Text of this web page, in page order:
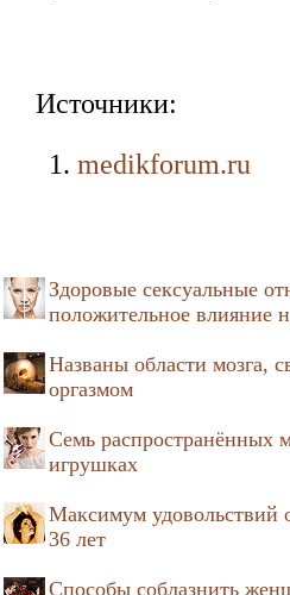
Источники:
medikforum.ru
Здоровые сексуальные
положительное влияние
Названы области мозга,
оргазмом
Семь распространённых
игрушках
Максимум удовольствий
36 лет
Способы соблазнить